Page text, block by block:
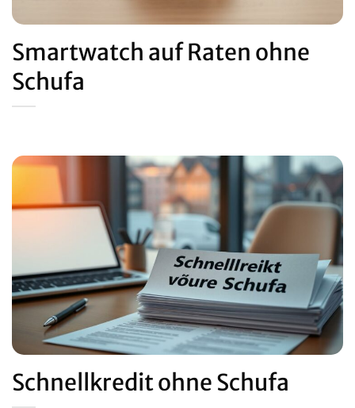
Smartwatch auf Raten ohne
Schufa
Schnellkredit ohne Schufa